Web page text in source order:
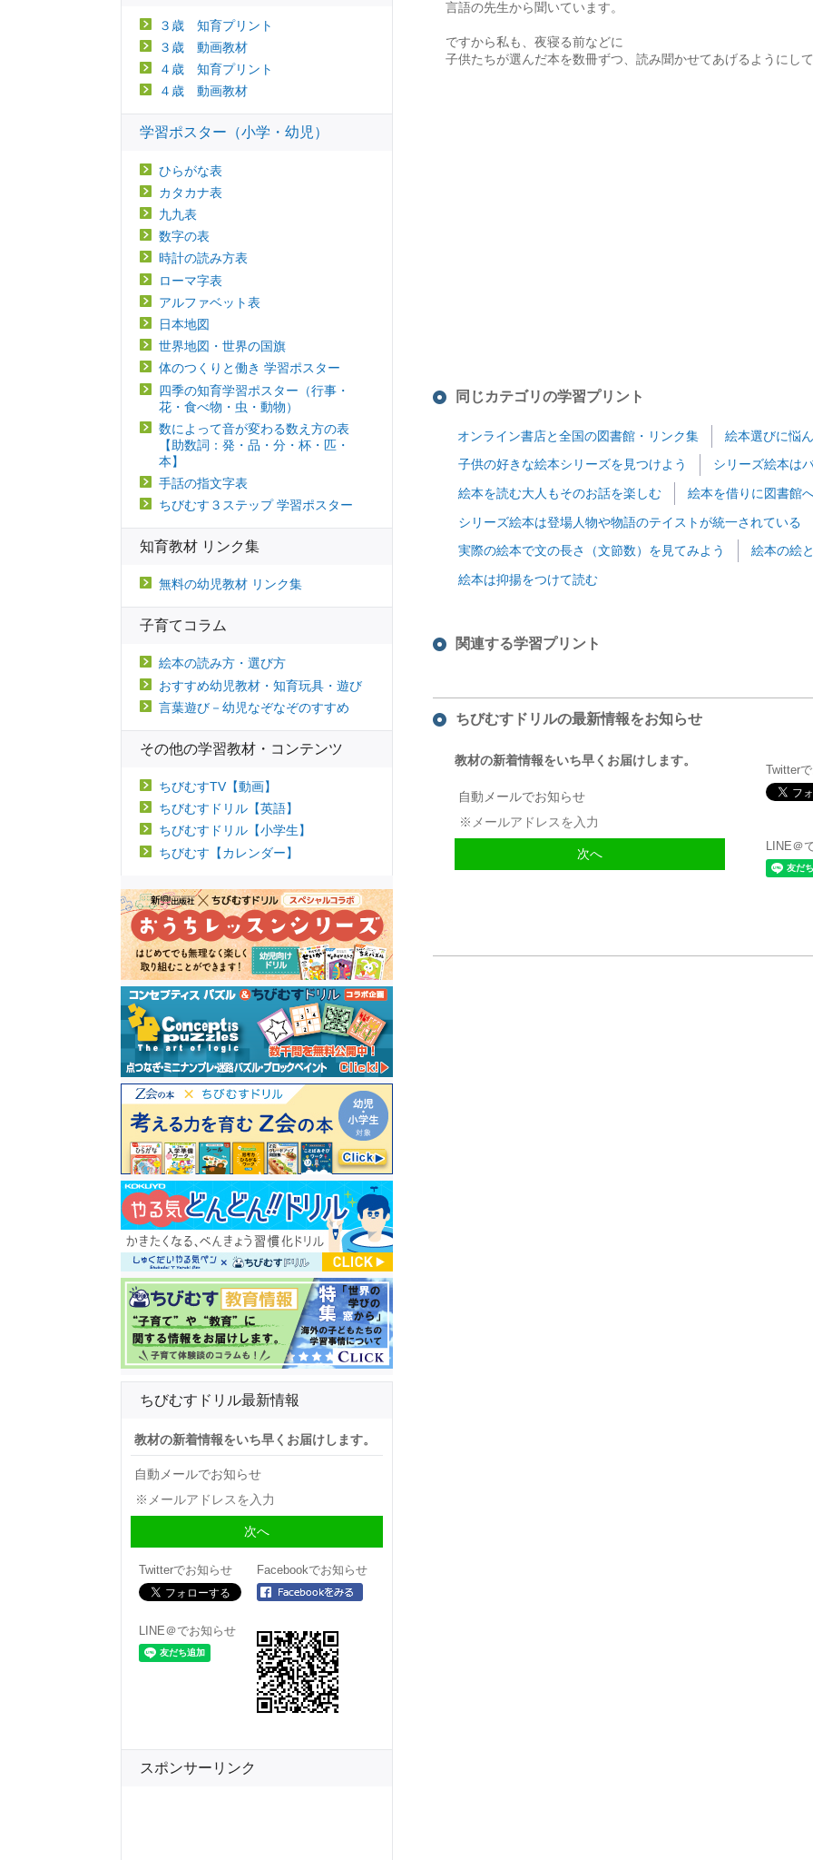
言語の先生から聞いています。
ですから私も、夜寝る前などに
子供たちが選んだ本を数冊ずつ、読み聞かせてあげるようにして
同じカテゴリの学習プリント
オンライン書店と全国の図書館・リンク集
絵本選びに悩
子供の好きな絵本シリーズを見つけよう
シリーズ絵本は
絵本を読む大人もそのお話を楽しむ
絵本を借りに図書館
シリーズ絵本は登場人物や物語のテイストが統一されている
実際の絵本で文の長さ（文節数）を見てみよう
絵本の絵
絵本は抑揚をつけて読む
関連する学習プリント
ちびむすドリルの最新情報をお知らせ
教材の新着情報をいち早くお届けします。
自動メールでお知らせ
Twitter
LINE＠
３歳 知育プリント
３歳 動画教材
４歳 知育プリント
４歳 動画教材
学習ポスター（小学・幼児）
ひらがな表
カタカナ表
九九表
数字の表
時計の読み方表
ローマ字表
アルファベット表
日本地図
世界地図・世界の国旗
体のつくりと働き 学習ポスター
四季の知育学習ポスター（行事・
花・食べ物・虫・動物）
数によって音が変わる数え方の表
【助数詞：発・品・分・杯・匹・
本】
手話の指文字表
ちびむす３ステップ 学習ポスター
知育教材 リンク集
無料の幼児教材 リンク集
子育てコラム
絵本の読み方・選び方
おすすめ幼児教材・知育玩具・遊び
言葉遊び－幼児なぞなぞのすすめ
その他の学習教材・コンテンツ
ちびむすTV【動画】
ちびむすドリル【英語】
ちびむすドリル【小学生】
ちびむす【カレンダー】
ちびむすドリル最新情報
教材の新着情報をいち早くお届けします。
自動メールでお知らせ
Twitterでお知らせ Facebookでお知らせ
LINE＠でお知らせ
スポンサーリンク